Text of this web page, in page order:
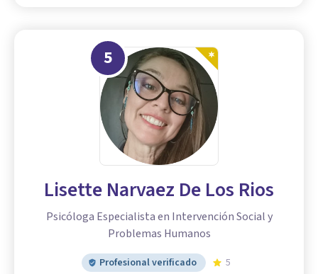
5
Lisette Narvaez De Los Rios
Psicóloga Especialista en Intervención Social y
Problemas Humanos
Profesional verificado 5